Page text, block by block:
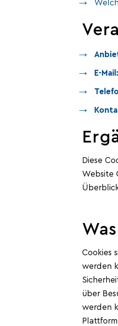
E-Mail:
Diese
Website
Cookies
werden
über
werden